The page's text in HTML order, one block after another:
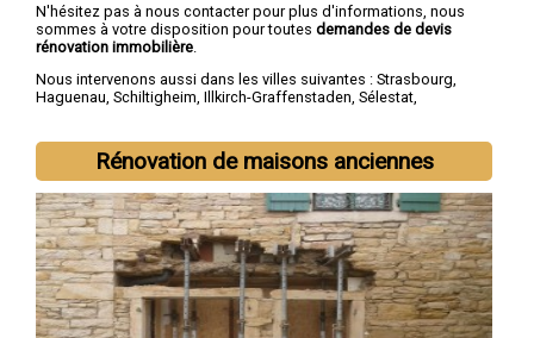
N'hésitez pas à nous contacter pour plus d'informations, nous
sommes à votre disposition pour toutes demandes de devis
rénovation immobilière
Nous intervenons aussi dans les villes suivantes : Strasbourg,
Haguenau, Schiltigheim, Illkirch-Graffenstaden, Sélestat,
Rénovation de maisons anciennes